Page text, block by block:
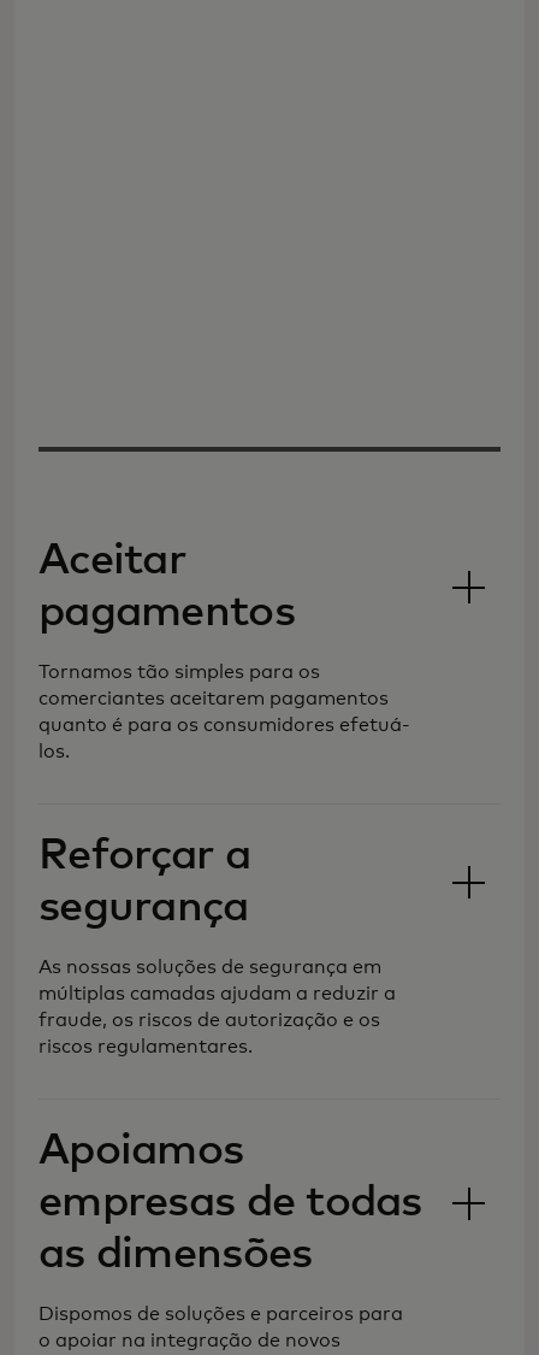
Estamos a moldar o futuro do
comércio, simplificando e protegendo o
processamento de pagamentos, para
que possa alcançar novos mercados e
pagamento, ajustadas às suas
necessidades em evolução.
Aceitar
pagamentos
Tornamos tão simples para os
comerciantes aceitarem pagamentos
quanto é para os consumidores efetuá-
los.
Reforçar a
segurança
As nossas soluções de segurança em
múltiplas camadas ajudam a reduzir a
fraude, os riscos de autorização e os
riscos regulamentares.
Apoiamos
empresas de todas
as dimensões
Dispomos de soluções e parceiros para
o apoiar na integração de novos